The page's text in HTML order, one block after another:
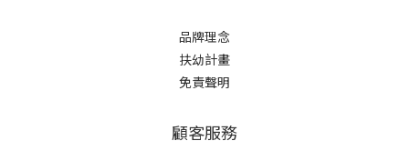
品牌理念
扶幼計畫
免責聲明
顧客服務